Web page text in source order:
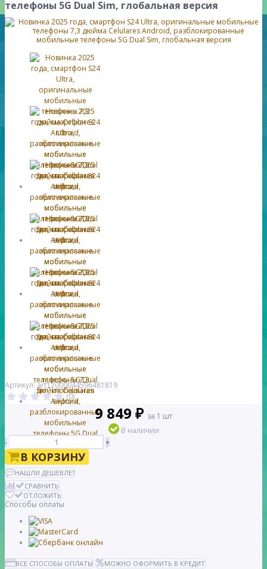
телефоны 5G Dual Sim, глобальная версия
Артикул: art12000044596481819
(0)
9 849 ₽ за 1 шт
В наличии
-
+
В КОРЗИНУ
НАШЛИ ДЕШЕВЛЕ?
СРАВНИТЬ
ОТЛОЖИТЬ
Способы оплаты
ВСЕ СПОСОБЫ ОПЛАТЫ
МОЖНО ОФОРМИТЬ В КРЕДИТ